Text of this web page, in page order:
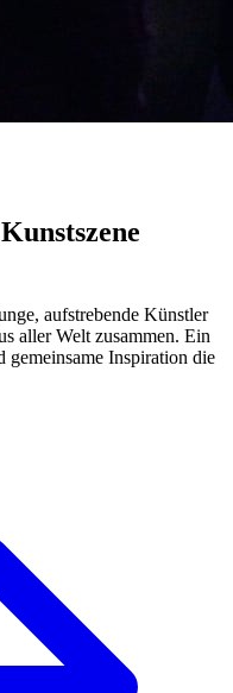
aufstrebende Künstler
aller Welt zusammen. Ein
Inspiration die